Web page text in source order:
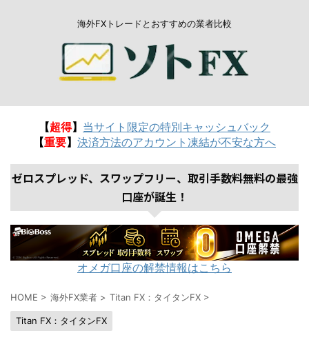
海外FXトレードとおすすめの業者比較
【超得】 当サイト限定の特別キャッシュバック
【重要】 決済方法のアカウント凍結が不安な方へ
ゼロスプレッド、スワップフリー、取引手数料無料の最強
口座が誕生！
オメガ口座の解禁情報はこちら
HOME > 海外FX業者 > Titan FX：タイタンFX >
Titan FX：タイタンFX